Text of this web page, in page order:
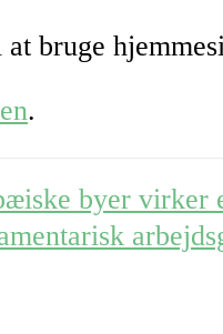
bruge
.
byer virker